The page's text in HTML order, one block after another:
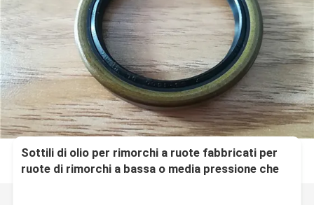
Sottili di olio per rimorchi a ruote fabbricati per
ruote di rimorchi a bassa o media pressione che